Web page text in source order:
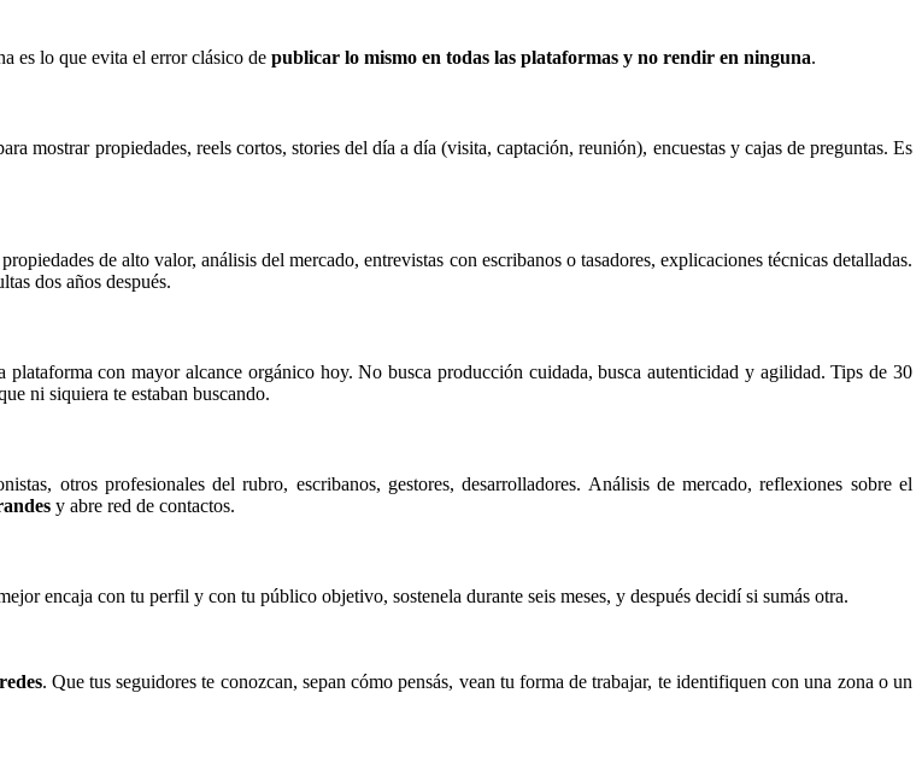
es lo que evita el error clásico de publicar lo mismo en todas las plataformas y no rendir en ninguna.
mostrar propiedades, reels cortos, stories del día a día (visita, captación, reunión), encuestas y cajas de preguntas. Es
de alto valor, análisis del mercado, entrevistas con escribanos o tasadores, explicaciones técnicas detalladas.
dos años después.
con mayor alcance orgánico hoy. No busca producción cuidada, busca autenticidad y agilidad. Tips de 30
ni siquiera te estaban buscando.
otros profesionales del rubro, escribanos, gestores, desarrolladores. Análisis de mercado, reflexiones sobre el
y abre red de contactos.
encaja con tu perfil y con tu público objetivo, sostenela durante seis meses, y después decidí si sumás otra.
. Que tus seguidores te conozcan, sepan cómo pensás, vean tu forma de trabajar, te identifiquen con una zona o un